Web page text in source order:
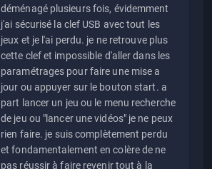
déménagé plusieurs fois, évidemment
j'ai sécurisé la clef USB avec tout les
jeux et je l'ai perdu. je ne retrouve plus
cette clef et impossible d'aller dans les
paramétrages pour faire une mise a
jour ou appuyer sur le bouton start. a
part lancer un jeu ou le menu recherche
de jeu ou "lancer une vidéos" je ne peux
rien faire. je suis complètement perdu
et fondamentalement en colère de ne
pas réussir à faire revenir tout à la